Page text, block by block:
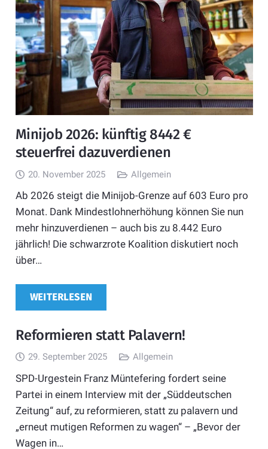
Minijob 2026: künftig 8442 €
steuerfrei dazuverdienen
20. November 2025 Allgemein
Ab 2026 steigt die Minijob-Grenze auf 603 Euro pro
Monat. Dank Mindestlohnerhöhung können Sie nun
mehr hinzuverdienen – auch bis zu 8.442 Euro
jährlich! Die schwarzrote Koalition diskutiert noch
über…
WEITERLESEN
Reformieren statt Palavern!
29. September 2025 Allgemein
SPD-Urgestein Franz Müntefering fordert seine
Partei in einem Interview mit der „Süddeutschen
Zeitung“ auf, zu reformieren, statt zu palavern und
„erneut mutigen Reformen zu wagen“ – „Bevor der
Wagen in…